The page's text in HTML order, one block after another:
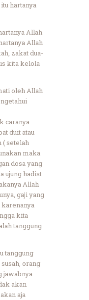
hartanya
Allah
Allah
zakat dua-
kita kelola
oleh Allah
caranya
duit atau
( setelah
maka
dosa yang
ujung hadist
Allah
gaji yang
karenanya
kita
tanggung
tanggung
orang
jawabnya
akan
aja